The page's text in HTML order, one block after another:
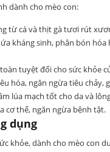
dành cho mèo con:
từ cá và thịt gà tươi rút
kháng sinh, phân bón hóa
tuyệt đối cho sức khỏe
hóa, ngăn ngừa tiêu chảy,
lúa mạch tốt cho da và
cơ thể, ngăn ngừa bệnh tật.
dụng
khỏe, dành cho mèo con